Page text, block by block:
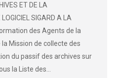
ET DE LA
SIGARD A LA
des Agents de la
la Mission de collecte des
du passif des archives sur
la Liste des…